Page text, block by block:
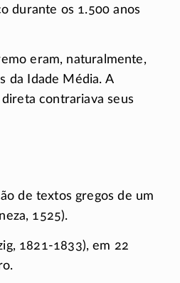
durante os 1.500 anos
eram, naturalmente,
da Idade Média. A
contrariava seus
de textos gregos de um
1525).
1821-1833), em 22